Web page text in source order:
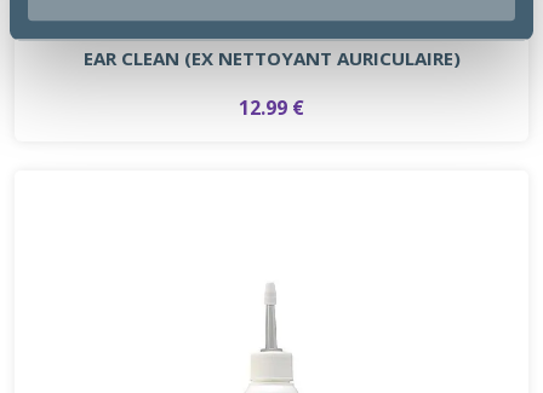
EAR CLEAN (EX NETTOYANT AURICULAIRE)
12.99 €